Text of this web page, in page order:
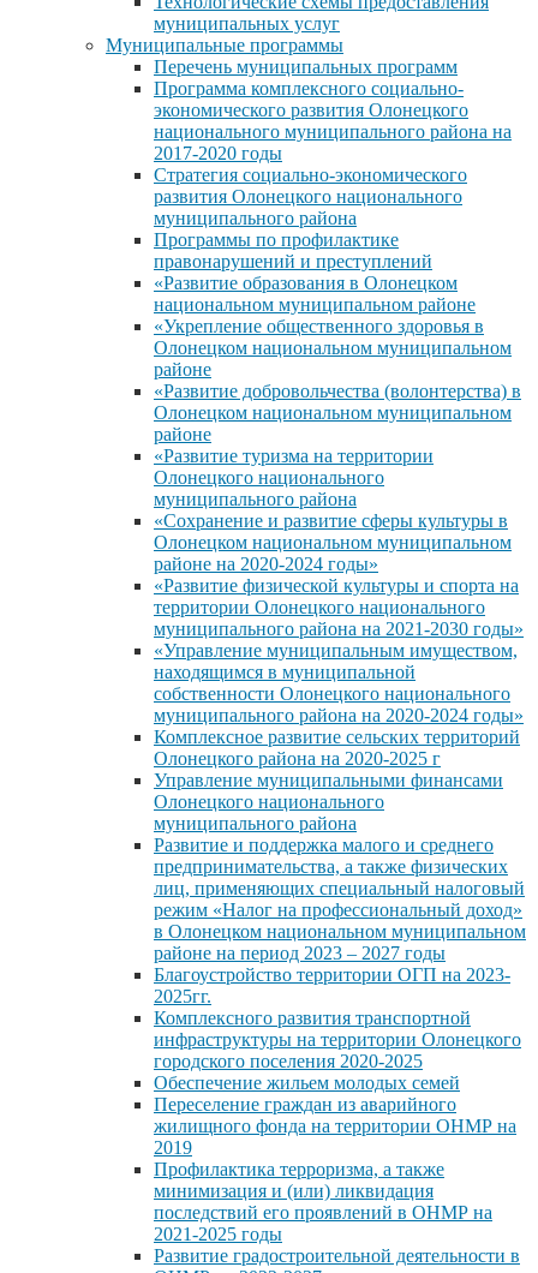
муниципальных услуг
Муниципальные программы
Перечень муниципальных программ
Программа комплексного социально-
экономического развития Олонецкого
национального муниципального района на
2017-2020 годы
Стратегия социально-экономического
развития Олонецкого национального
муниципального района
Программы по профилактике
правонарушений и преступлений
«Развитие образования в Олонецком
национальном муниципальном районе
«Укрепление общественного здоровья в
Олонецком национальном муниципальном
районе
«Развитие добровольчества (волонтерства) в
Олонецком национальном муниципальном
районе
«Развитие туризма на территории
Олонецкого национального
муниципального района
«Сохранение и развитие сферы культуры в
Олонецком национальном муниципальном
районе на 2020-2024 годы»
«Развитие физической культуры и спорта на
территории Олонецкого национального
муниципального района на 2021-2030 годы»
«Управление муниципальным имуществом,
находящимся в муниципальной
собственности Олонецкого национального
муниципального района на 2020-2024 годы»
Комплексное развитие сельских территорий
Олонецкого района на 2020-2025 г
Управление муниципальными финансами
Олонецкого национального
муниципального района
Развитие и поддержка малого и среднего
предпринимательства, а также физических
лиц, применяющих специальный налоговый
режим «Налог на профессиональный доход»
в Олонецком национальном муниципальном
районе на период 2023 – 2027 годы
Благоустройство территории ОГП на 2023-
2025гг.
Комплексного развития транспортной
инфраструктуры на территории Олонецкого
городского поселения 2020-2025
Обеспечение жильем молодых семей
Переселение граждан из аварийного
жилищного фонда на территории ОНМР на
2019
Профилактика терроризма, а также
минимизация и (или) ликвидация
последствий его проявлений в ОНМР на
2021-2025 годы
Развитие градостроительной деятельности в